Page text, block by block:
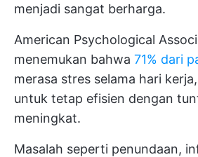
menjadi sangat berharga.
American Psychological
menemukan bahwa 71% dari
merasa stres selama hari
untuk tetap efisien dengan
meningkat.
Masalah seperti penundaan,